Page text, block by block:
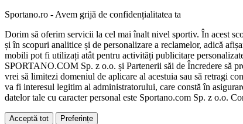
Sportano.ro - Avem grijă de confidențialitatea ta
Dorim să oferim servicii la cel mai înalt nivel sportiv. În acest
și în scopuri analitice și de personalizare a reclamelor, adică
mobili pot fi utilizați atât pentru activități publicitare
SPORTANO.COM Sp. z o.o. și Partenerii săi de Încredere să
vrei să limitezi domeniul de aplicare al acestuia sau să retragi
va fi interesul legitim al administratorului, care constă în
datelor tale cu caracter personal este Sportano.com Sp. z o.o.
Acceptă tot Preferințe